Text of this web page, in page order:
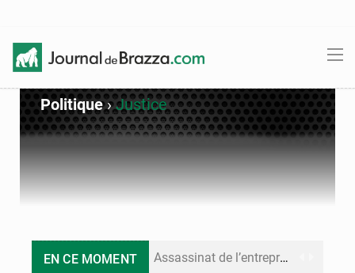
Politique›Justice
EN CE MOMENT Assassinat de l’entrepreneur sportif Vally Amisi : le principal suspect arrêté à Brazzaville